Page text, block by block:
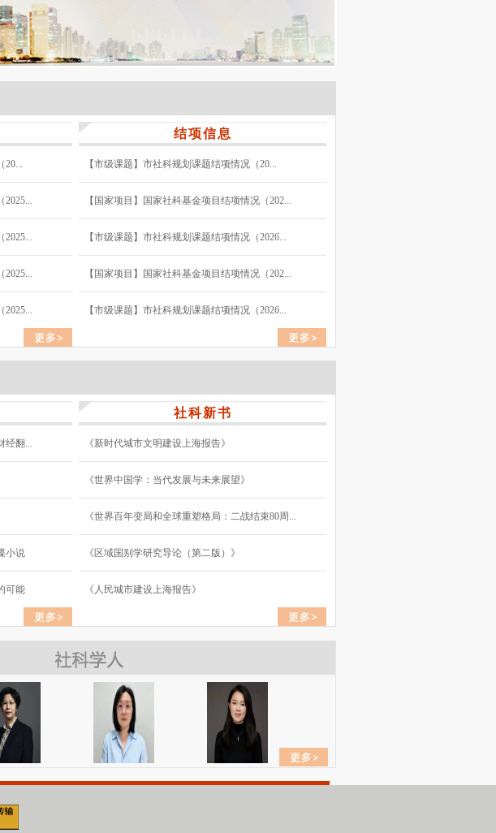
20...
2025...
2025...
2025...
2025...
结项信息
【市级课题】市社科规划课题结项情况（20...
【国家项目】国家社科基金项目结项情况（202...
【市级课题】市社科规划课题结项情况（2026...
【国家项目】国家社科基金项目结项情况（202...
【市级课题】市社科规划课题结项情况（2026...
经翻...
小说
可能
社科新书
《新时代城市文明建设上海报告》
《世界中国学：当代发展与未来展望》
《世界百年变局和全球重塑格局：二战结束80周...
《区域国别学研究导论（第二版）》
《人民城市建设上海报告》